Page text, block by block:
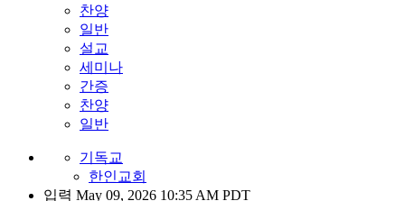
찬양
일반
설교
세미나
간증
찬양
일반
기독교
한인교회
입력 May 09, 2026 10:35 AM PDT